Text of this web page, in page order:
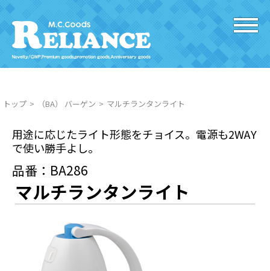
トップ （BA） バーゲン マルチランタンライト
用途に応じたライト形態をチョイス。電源も2WAY
で使い勝手よし。
品番：BA286
マルチランタンライト